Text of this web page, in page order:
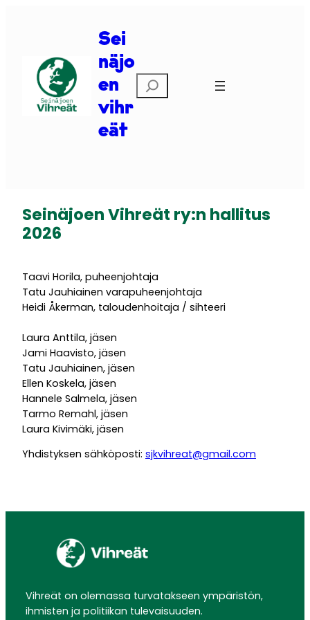
Sei
näjo
en
vihr
eät
Etsi
Seinäjoen Vihreät ry:n hallitus
2026
Taavi Horila, puheenjohtaja
Tatu Jauhiainen varapuheenjohtaja
Heidi Åkerman, taloudenhoitaja / sihteeri
Laura Anttila, jäsen
Jami Haavisto, jäsen
Tatu Jauhiainen, jäsen
Ellen Koskela, jäsen
Hannele Salmela, jäsen
Tarmo Remahl, jäsen
Laura Kivimäki, jäsen
Yhdistyksen sähköposti: sjkvihreat@gmail.com
Vihreät on olemassa turvatakseen ympäristön,
ihmisten ja politiikan tulevaisuuden.